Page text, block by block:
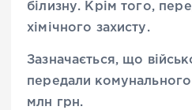
білизну. Крім того,
хімічного захисту.
Зазначається, що
передали
млн грн.